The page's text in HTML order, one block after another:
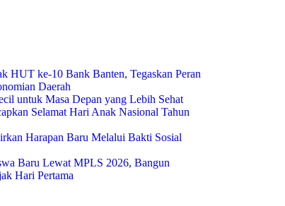
HUT ke-10 Bank Banten, Tegaskan Peran
Daerah
untuk Masa Depan yang Lebih Sehat
Selamat Hari Anak Nasional Tahun
Harapan Baru Melalui Bakti Sosial
Baru Lewat MPLS 2026, Bangun
Hari Pertama